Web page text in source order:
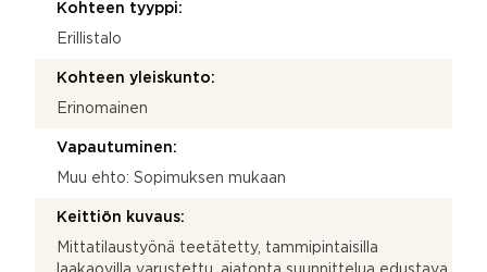
Kohteen tyyppi:
Erillistalo
Kohteen yleiskunto:
Erinomainen
Vapautuminen:
Muu ehto: Sopimuksen mukaan
Keittiön kuvaus:
Mittatilaustyönä teetätetty, tammipintaisilla